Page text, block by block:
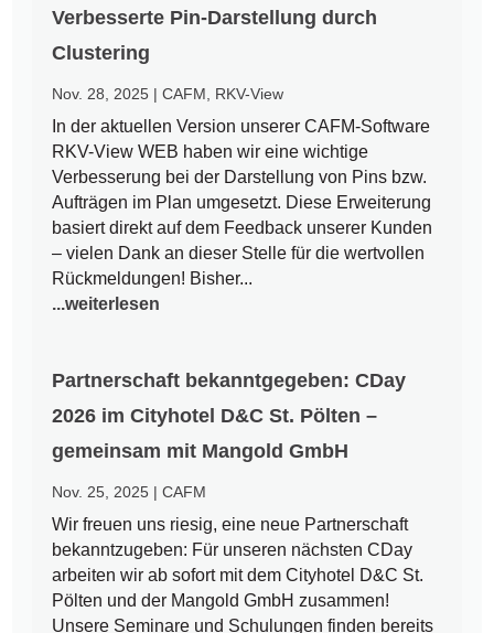
Verbesserte Pin-Darstellung durch
Clustering
Nov. 28, 2025 |CAFM RKV-View
In der aktuellen Version unserer CAFM-Software
RKV-View WEB haben wir eine wichtige
Verbesserung bei der Darstellung von Pins bzw.
Aufträgen im Plan umgesetzt. Diese Erweiterung
basiert direkt auf dem Feedback unserer Kunden
– vielen Dank an dieser Stelle für die wertvollen
Rückmeldungen! Bisher...
...weiterlesen
Partnerschaft bekanntgegeben: CDay
2026 im Cityhotel D&C St. Pölten –
gemeinsam mit Mangold GmbH
Nov. 25, 2025 |CAFM
Wir freuen uns riesig, eine neue Partnerschaft
bekanntzugeben: Für unseren nächsten CDay
arbeiten wir ab sofort mit dem Cityhotel D&C St.
Pölten und der Mangold GmbH zusammen!
Unsere Seminare und Schulungen finden bereits